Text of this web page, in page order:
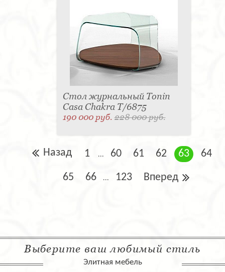
Стол журнальный Tonin
Casa Chakra T/6875
190 000 руб.228 000 руб.
Назад 1 ... 60 61 62 63 64
65 66 ... 123 Вперед
Выберите ваш любимый стиль
Элитная мебель